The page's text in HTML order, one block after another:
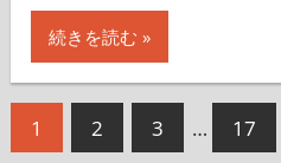
続きを読む
投
1 2 3 … 17